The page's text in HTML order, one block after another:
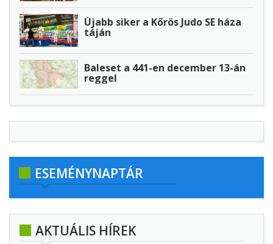
Újabb siker a Kőrös Judo SE háza
táján
Baleset a 441-en december 13-án
reggel
ESEMÉNYNAPTÁR
AKTUÁLIS HÍREK